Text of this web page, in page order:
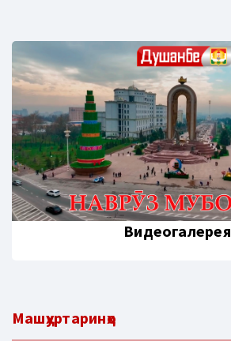
Видеогалерея
Машҳуртаринҳо